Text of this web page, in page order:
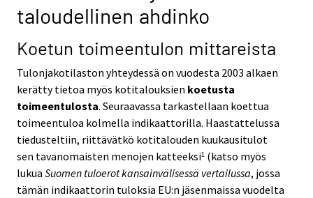
taloudellinen ahdinko
Koetun toimeentulon mittareista
Tulonjakotilaston yhteydessä on vuodesta 2003 alkaen
kerätty tietoa myös kotitalouksien koetusta
toimeentulosta. Seuraavassa tarkastellaan koettua
toimeentuloa kolmella indikaattorilla. Haastattelussa
tiedusteltiin, riittävätkö kotitalouden kuukausitulot
sen tavanomaisten menojen katteeksi1 (katso myös
lukua Suomen tuloerot kansainvälisessä vertailussa, jossa
tämän indikaattorin tuloksia EU:n jäsenmaissa vuodelta